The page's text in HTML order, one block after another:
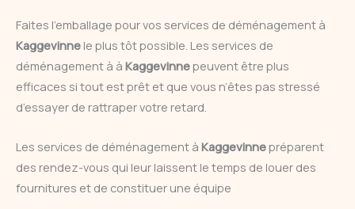
Faites l’emballage pour vos services de déménagement à
Kaggevinne le plus tôt possible. Les services de
déménagement à à Kaggevinnepeuvent être plus
efficaces si tout est prêt et que vous n’êtes pas stressé
d’essayer de rattraper votre retard.
Les services de déménagement à Kaggevinnepréparent
des rendez-vous qui leur laissent le temps de louer des
fournitures et de constituer une équipe